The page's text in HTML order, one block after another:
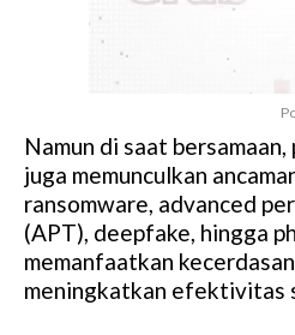
Namun di saat
juga memunculkan
ransomware, advanced
(APT), deepfake, hingga
memanfaatkan
meningkatkan efektivitas